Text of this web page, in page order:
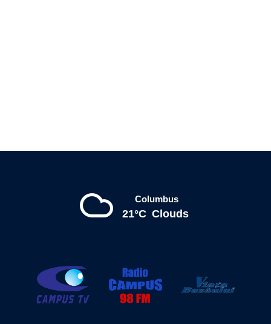
Columbus
21°C Clouds